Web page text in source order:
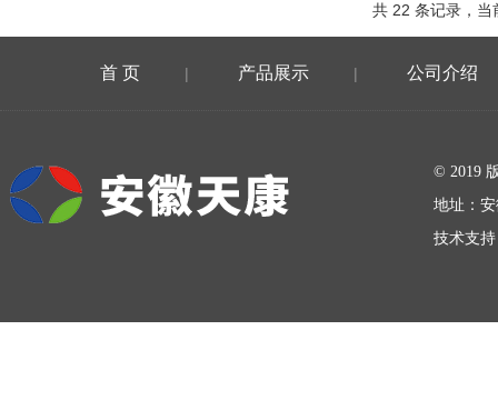
共 22 条记录，
首 页 | 产品展示 | 公司介绍
© 2019
地址：
技术支